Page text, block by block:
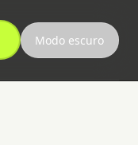
Modo escuro